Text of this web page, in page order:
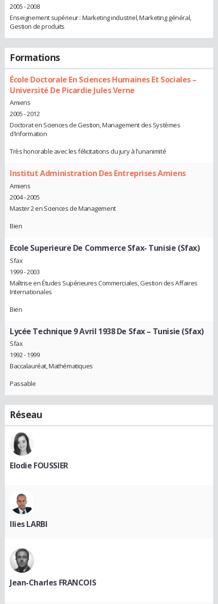
2005 - 2008
Enseignement supérieur : Marketing industriel, Marketing général,
Gestion de produits
Formations
École Doctorale En Sciences Humaines Et Sociales –
Université De Picardie Jules Verne
Amiens
2005 - 2012
Doctorat en Sciences de Gestion, Management des Systèmes
d'Information
Très honorable avec les félicitations du jury à l'unanimité
Institut Administration Des Entreprises Amiens
Amiens
2004 - 2005
Master 2 en Sciences de Management
Bien
Ecole Superieure De Commerce Sfax- Tunisie (Sfax)
Sfax
1999 - 2003
Maîtrise en Études Supérieures Commerciales, Gestion des Affaires
Internationales
Bien
Lycée Technique 9 Avril 1938 De Sfax – Tunisie (Sfax)
Sfax
1992 - 1999
Baccalauréat, Mathématiques
Passable
Réseau
Elodie FOUSSIER
Ilies LARBI
Jean-Charles FRANCOIS